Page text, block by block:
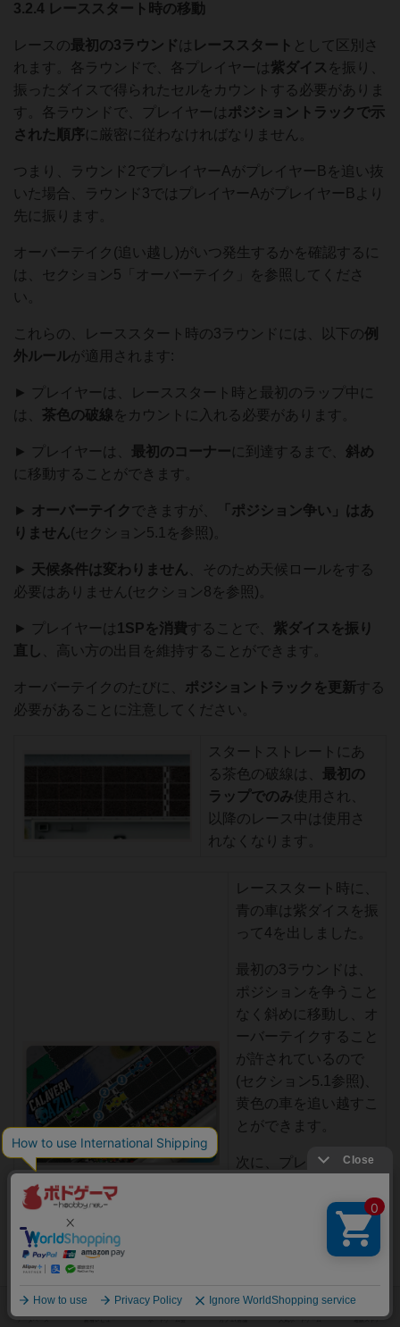
3.2.4 レーススタート時の移動
レースの 最初の3ラウンドは レーススタート として区別さ
れます。各ラウンドで、各プレイヤーは 紫ダイス を振り、
振ったダイスで得られたセルをカウントする必要がありま
す。各ラウンドで、プレイヤーは ポジショントラックで示
された順序に厳密に従わなければなりません。
つまり、ラウンド2でプレイヤーAがプレイヤーBを追い抜
いた場合、ラウンド3ではプレイヤーAがプレイヤーBより
先に振ります。
オーバーテイク(追い越し)がいつ発生するかを確認するに
は、セクション5「オーバーテイク」を参照してくださ
い。
これらの、レーススタート時の3ラウンドには、以下の例
外ルールが適用されます:
► プレイヤーは、レーススタート時と最初のラップ中に
は、 茶色の破線 をカウントに入れる必要があります。
► プレイヤーは、 最初のコーナーに到達するまで、 斜め
に移動することができます。
► オーバーテイク できますが、
「ポジション争い」はあ
りません(セクション5.1を参照)。
► 天候条件は変わりません 、そのため天候ロールをする
必要はありません(セクション8を参照)。
► プレイヤーは 1SPを消費することで、 紫ダイスを振り
直し
、高い方の出目を維持することができます。
オーバーテイクのたびに、 ポジショントラックを更新する
必要があることに注意してください。
スタートストレートにあ
る茶色の破線は、
最初の
ラップでのみ使用され、
以降のレース中は使用さ
れなくなります。
レーススタート時に、
青の車は紫ダイスを振
って4を出しました。
最初の3ラウンドは、
ポジションを争うこと
なく斜めに移動し、オ
ーバーテイクすること
が許されているので
(セクション5.1参照)、
黄色の車を追い越すこ
とができます。
次に、プレイヤーはポ
新します。最初のラッ
プ中には、すべての車
が茶色の破線をカウン
ことを確認してくださ
い。